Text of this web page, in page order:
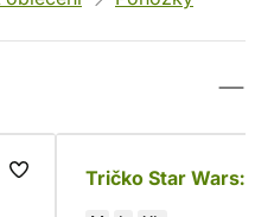
Tričko Star Wars: